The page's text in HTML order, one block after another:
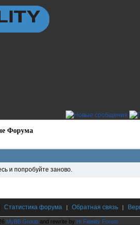
Форума
и попробуйте заново.
Статистика форума | Обратная связь |
MyBB Group and rewrite by Hi Fidelity Forum